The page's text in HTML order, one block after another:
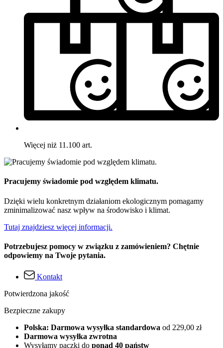
Więcej niż 11.100 art.
Pracujemy świadomie pod względem klimatu.
Dzięki wielu konkretnym działaniom ekologicznym pomagamy
zminimalizować nasz wpływ na środowisko i klimat.
Tutaj znajdziesz więcej informacji.
Potrzebujesz pomocy w związku z zamówieniem? Chętnie
odpowiemy na Twoje pytania.
Kontakt
Potwierdzona jakość
Bezpieczne zakupy
Polska: Darmowa wysyłka standardowa od 229,00 zł
Darmowa wysyłka zwrotna
Wysyłamy paczki do ponad 40 państw